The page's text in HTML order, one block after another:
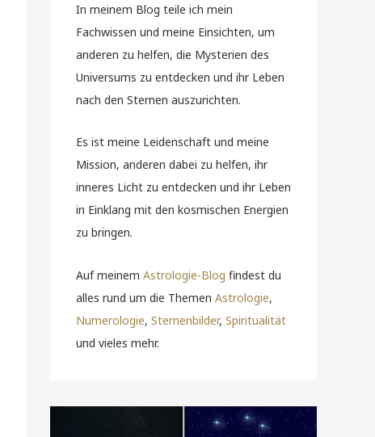
In meinem Blog teile ich mein
Fachwissen und meine Einsichten, um
anderen zu helfen, die Mysterien des
Universums zu entdecken und ihr Leben
nach den Sternen auszurichten.
Es ist meine Leidenschaft und meine
Mission, anderen dabei zu helfen, ihr
inneres Licht zu entdecken und ihr Leben
in Einklang mit den kosmischen Energien
zu bringen.
Auf meinem Astrologie-Blog findest du
alles rund um die Themen Astrologie,
Numerologie, Sternenbilder, Spiritualität
und vieles mehr.